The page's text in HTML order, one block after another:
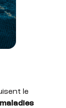
le
maladies